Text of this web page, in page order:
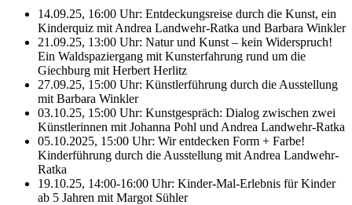
14.09.25, 16:00 Uhr: Entdeckungsreise durch die Kunst, ein
Kinderquiz mit Andrea Landwehr-Ratka und Barbara Winkler
21.09.25, 13:00 Uhr: Natur und Kunst – kein Widerspruch!
Ein Waldspaziergang mit Kunsterfahrung rund um die
Giechburg mit Herbert Herlitz
27.09.25, 15:00 Uhr: Künstlerführung durch die Ausstellung
mit Barbara Winkler
03.10.25, 15:00 Uhr: Kunstgespräch: Dialog zwischen zwei
Künstlerinnen mit Johanna Pohl und Andrea Landwehr-Ratka
05.10.2025, 15:00 Uhr: Wir entdecken Form + Farbe!
Kinderführung durch die Ausstellung mit Andrea Landwehr-
Ratka
19.10.25, 14:00-16:00 Uhr: Kinder-Mal-Erlebnis für Kinder
ab 5 Jahren mit Margot Sühler